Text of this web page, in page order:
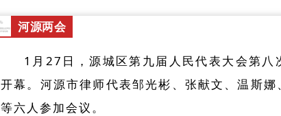
河源两会
1月27日，源城区第九届人民代表大会第八
开幕。河源市律师代表邹光彬、张献文、温斯
等六人参加会议。